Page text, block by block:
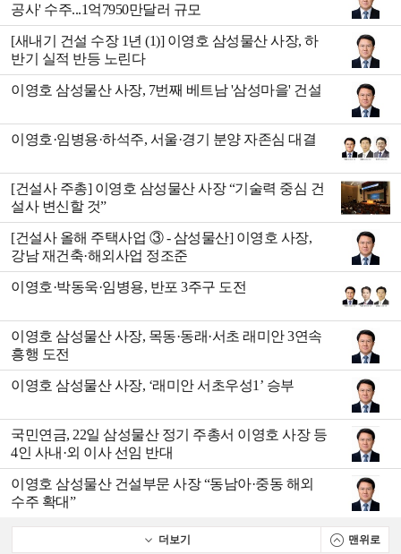
공사' 수주...1억7950만달러 규모
[새내기 건설 수장 1년 (1)] 이영호 삼성물산 사장, 하
반기 실적 반등 노린다
이영호 삼성물산 사장, 7번째 베트남 '삼성마을' 건설
이영호·임병용·하석주, 서울·경기 분양 자존심 대결
[건설사 주총] 이영호 삼성물산 사장 “기술력 중심 건
설사 변신할 것”
[건설사 올해 주택사업 ③ - 삼성물산] 이영호 사장,
강남 재건축·해외사업 정조준
이영호·박동욱·임병용, 반포 3주구 도전
이영호 삼성물산 사장, 목동·동래·서초 래미안 3연속
흥행 도전
이영호 삼성물산 사장, ‘래미안 서초우성1’ 승부
국민연금, 22일 삼성물산 정기 주총서 이영호 사장 등
4인 사내·외 이사 선임 반대
이영호 삼성물산 건설부문 사장 “동남아·중동 해외
수주 확대”
더보기 맨위로